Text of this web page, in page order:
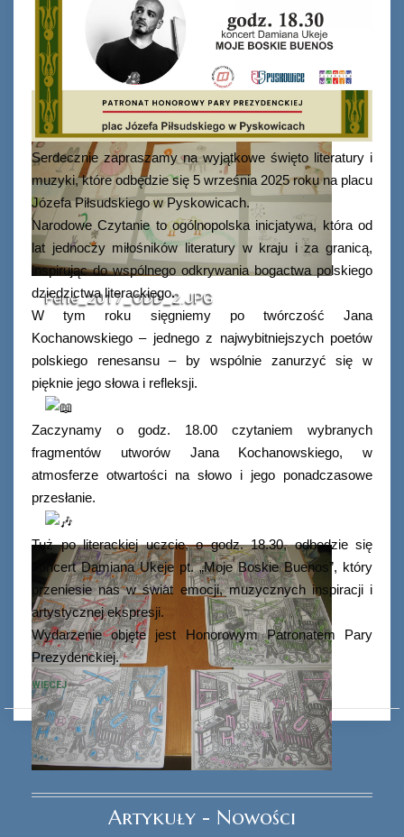
Ferie_2017_ODD_10.JPG
Ferie_2017_ODD_11.JPG
Ferie_2017_ODD_2.JPG
Ferie_2017_ODD_3.JPG
Serdecznie zapraszamy na wyjątkowe święto literatury i
muzyki, które odbędzie się 5 września 2025 roku na placu
Józefa Piłsudskiego w Pyskowicach.
Narodowe Czytanie to ogólnopolska inicjatywa, która od
lat jednoczy miłośników literatury w kraju i za granicą,
inspirując do wspólnego odkrywania bogactwa polskiego
dziedzictwa literackiego.
W tym roku sięgniemy po twórczość Jana
Kochanowskiego – jednego z najwybitniejszych poetów
polskiego renesansu – by wspólnie zanurzyć się w
pięknie jego słowa i refleksji.
Zaczynamy o godz. 18.00 czytaniem wybranych
fragmentów utworów Jana Kochanowskiego, w
atmosferze otwartości na słowo i jego ponadczasowe
przesłanie.
Tuż po literackiej uczcie, o godz. 18.30, odbędzie się
koncert Damiana Ukeje pt. „Moje Boskie Buenos”, który
przeniesie nas w świat emocji, muzycznych inspiracji i
artystycznej ekspresji.
Wydarzenie objęte jest Honorowym Patronatem Pary
Prezydenckiej.
WIĘCEJ
Artykuły - Nowości